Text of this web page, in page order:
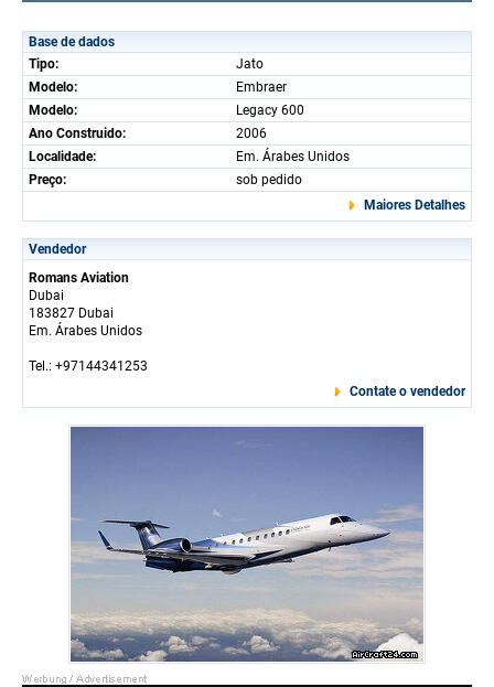
Base de dados
Tipo:
Jato
Modelo:
Embraer
Modelo:
Legacy 600
Ano Construido:
2006
Localidade:
Em. Árabes Unidos
Preço:
sob pedido
Maiores Detalhes
Vendedor
Romans Aviation
Dubai
183827 Dubai
Em. Árabes Unidos
Tel.: +97144341253
Contate o vendedor